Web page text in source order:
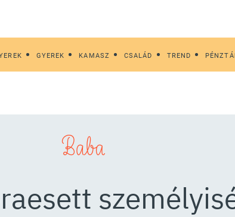
GYEREK KAMASZ CSALÁD TREND
Baba